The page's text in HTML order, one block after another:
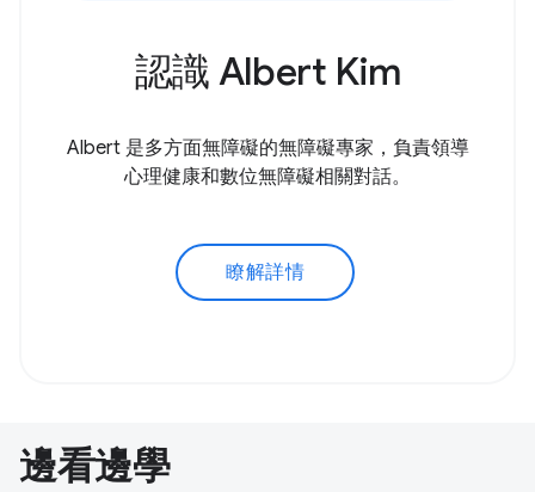
認識 Albert Kim
Albert 是多方面無障礙的無障礙專家，負責領導
心理健康和數位無障礙相關對話。
瞭解詳情
邊看邊學